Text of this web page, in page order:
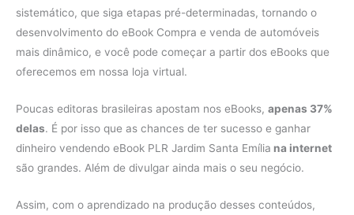
sistemático, que siga etapas pré-determinadas, tornando o
desenvolvimento do eBook Compra e venda de automóveis
mais dinâmico, e você pode começar a partir dos eBooks que
oferecemos em nossa loja virtual.
Poucas editoras brasileiras apostam nos eBooks, apenas 37%
delas. É por isso que as chances de ter sucesso e ganhar
dinheiro vendendo eBook PLR Jardim Santa Emília na internet
são grandes. Além de divulgar ainda mais o seu negócio.
Assim, com o aprendizado na produção desses conteúdos,